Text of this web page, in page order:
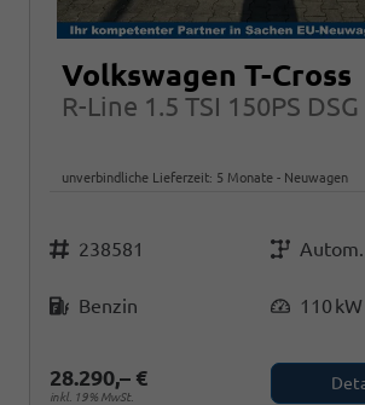
Volkswagen T-Cross
unverbindliche Lieferzeit: 5 Monate Neuwagen
Fahrzeugnr.
238581
Getriebe
Autom.
Benzin 110
28.290,– €
inkl. 19% MwSt.